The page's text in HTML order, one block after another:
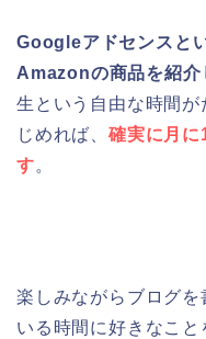
Googleアドセンスと
Amazonの商品を紹介
生という自由な時間
じめれば、 確実に月に
す。
楽しみながらブログ
いる時間に好きなこ